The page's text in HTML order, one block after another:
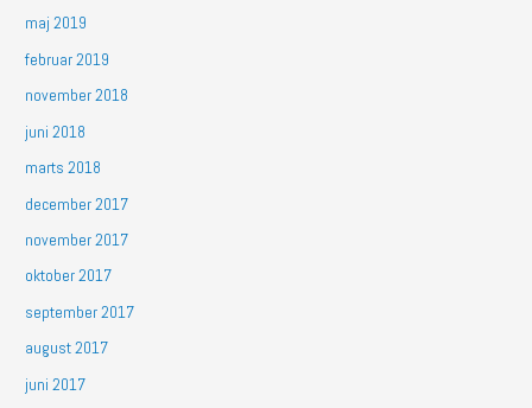
maj 2019
februar 2019
november 2018
juni 2018
marts 2018
december 2017
november 2017
oktober 2017
september 2017
august 2017
juni 2017